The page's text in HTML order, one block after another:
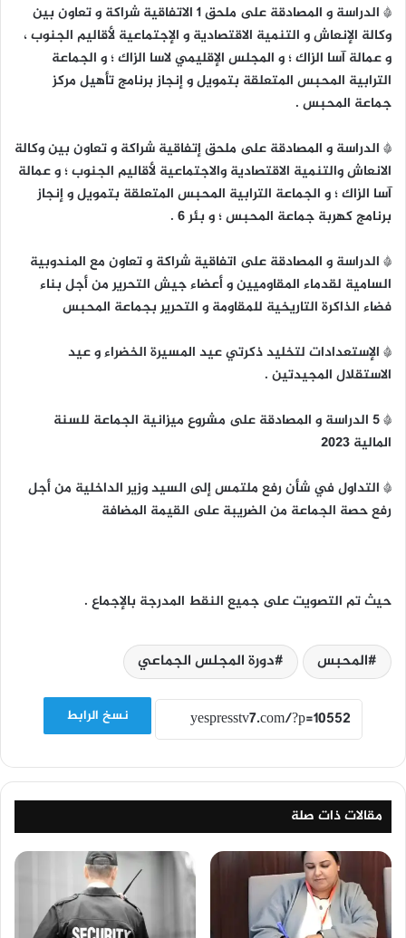
* الدراسة و المصادقة على ملحق 1 الاتفاقية شراكة و تعاون بين
وكالة الإنعاش و التنمية الاقتصادية و الإجتماعية لأقاليم الجنوب ،
و عمالة آسا الزاك ؛ و المجلس الإقليمي لاسا الزاك ؛ و الجماعة
الترابية المحبس المتعلقة بتمويل و إنجاز برنامج تأهيل مركز
جماعة المحبس .
* الدراسة و المصادقة على ملحق إتفاقية شراكة و تعاون بين وكالة
الانعاش والتنمية الاقتصادية والاجتماعية لأقاليم الجنوب ؛ و عمالة
آسا الزاك ؛ و الجماعة الترابية المحبس المتعلقة بتمويل و إنجاز
برنامج كهربة جماعة المحبس ؛ و بئر 6 .
* الدراسة و المصادقة على اتفاقية شراكة و تعاون مع المندوبية
السامية لقدماء المقاوميين و أعضاء جيش التحرير من أجل بناء
فضاء الذاكرة التاريخية للمقاومة و التحرير بجماعة المحبس
* الإستعدادات لتخليد ذكرتي عيد المسيرة الخضراء و عيد
الاستقلال المجيدتين .
* 5 الدراسة و المصادقة على مشروع ميزانية الجماعة للسنة
المالية 2023
* التداول في شأن رفع ملتمس إلى السيد وزير الداخلية من أجل
رفع حصة الجماعة من الضريبة على القيمة المضافة
حيث تم التصويت على جميع النقط المدرجة بالإجماع .
المحبس دورة المجلس الجماعي
نسخ الرابط
مقالات ذات صلة